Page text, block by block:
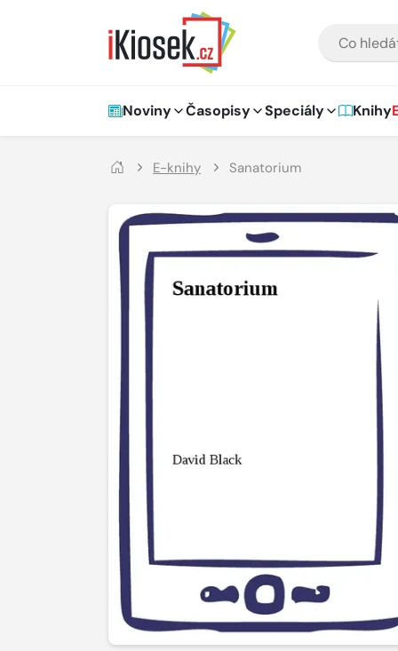
Hlavní navigace
Noviny Časopisy Speciály Knihy
E-knihy Sanatorium